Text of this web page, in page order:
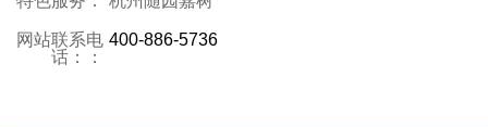
网站联系电
话：：
400-886-5736